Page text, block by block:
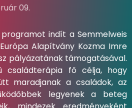
09.
indít a Semmelweis
Alapítvány Kozma Imre
pályázatának támogatásával.
családterápia fő célja, hogy
maradjanak a családok, az
legyenek a beteg